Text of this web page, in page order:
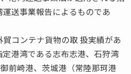
送事業報告によるものであ
貿コンテナ貨物の取 扱実績があ
港湾である志布志港、石狩湾
前崎港、茨城港（常陸那珂港